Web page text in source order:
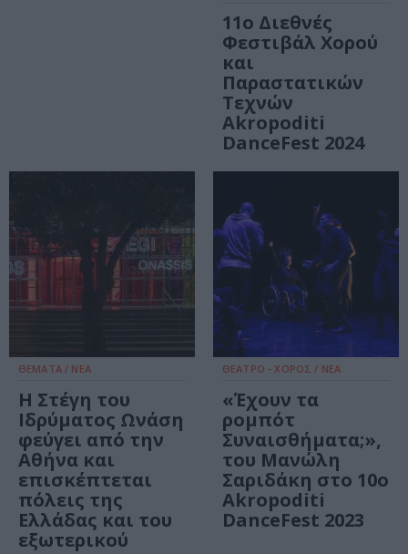
11ο Διεθνές
Φεστιβάλ Χορού
και
Παραστατικών
Τεχνών
Akropoditi
DanceFest 2024
ΘΕΜΑΤΑ / ΝΕΑ
Η Στέγη του
Ιδρύματος Ωνάση
φεύγει από την
Αθήνα και
επισκέπτεται
πόλεις της
Ελλάδας και του
εξωτερικού
ΘΕΑΤΡΟ - ΧΟΡΟΣ / ΝΕΑ
«Έχουν τα
ρομπότ
Συναισθήματα;»,
του Μανώλη
Σαριδάκη στο 10ο
Akropoditi
DanceFest 2023